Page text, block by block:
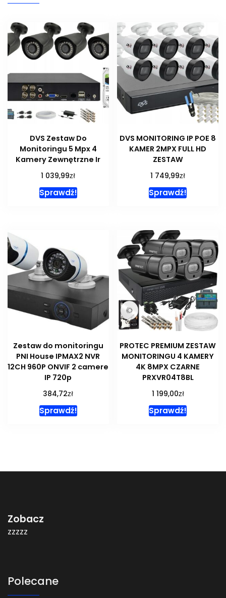
DVS Zestaw Do
Monitoringu 5 Mpx 4
Kamery Zewnętrzne Ir
1 039,99zł
Sprawdź!
DVS MONITORING IP POE 8
KAMER 2MPX FULL HD
ZESTAW
1 749,99zł
Sprawdź!
Zestaw do monitoringu
PNI House IPMAX2 NVR
12CH 960P ONVIF 2 camere
IP 720p
384,72zł
Sprawdź!
PROTEC PREMIUM ZESTAW
MONITORINGU 4 KAMERY
4K 8MPX CZARNE
PRXVR04T8BL
1 199,00zł
Sprawdź!
Zobacz
zzzzz
Polecane